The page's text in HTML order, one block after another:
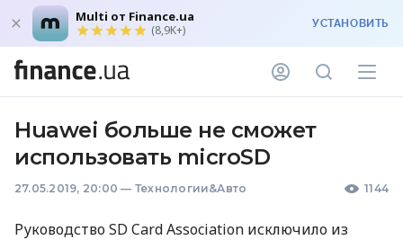
Multi от Finance.ua
(8,9K+) УСТАНОВИТЬ
Huawei больше не сможет
использовать microSD
27.05.2019, 20:00 — Технологии&Авто 1144
Руководство SD Card Association исключило из